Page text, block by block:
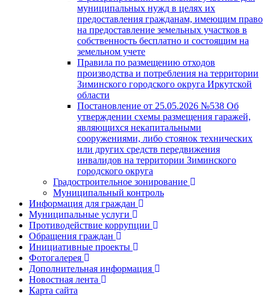
муниципальных нужд в целях их
предоставления гражданам, имеющим право
на предоставление земельных участков в
собственность бесплатно и состоящим на
земельном учете
Правила по размещению отходов
производства и потребления на территории
Зиминского городского округа Иркутской
области
Постановление от 25.05.2026 №538 Об
утверждении схемы размещения гаражей,
являющихся некапитальными
сооружениями, либо стоянок технических
или других средств передвижения
инвалидов на территории Зиминского
городского округа
Градостроительное зонирование
Муниципальный контроль
Информация для граждан
Муниципальные услуги
Противодействие коррупции
Обращения граждан
Инициативные проекты
Фотогалерея
Дополнительная информация
Новостная лента
Карта сайта